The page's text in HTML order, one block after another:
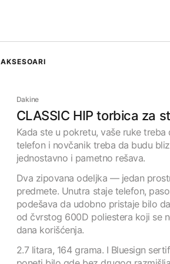
AKSESOARI
Dakine
CLASSIC HIP torbica za
Kada ste u pokretu, vaše ruke
telefon i novčanik treba da budu
jednostavno i pametno rešava.
Dva zipovana odeljka — jedan
predmete. Unutra staje telefon,
podešava da udobno pristaje bilo
od čvrstog 600D poliestera koji se
dana korišćenja.
2.7 litara, 164 grama. I Bluesign